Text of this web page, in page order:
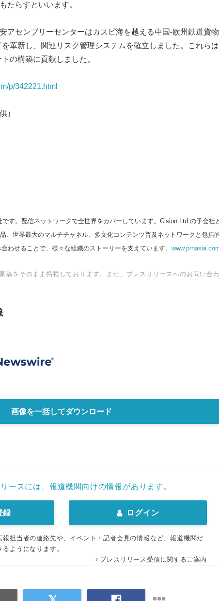
たらすといいます。
アセンブリーセンターはカスピ海を越える中国-欧州鉄道貨物
革新し、関連リスク管理システムを確立しました。これら
の構築に貢献しました。
p/342221.html
）
す。配信ネットワークで全世界をカバーしています。Cision Ltd.の子会社
、世界最大のマルチチャネル、多文化コンテンツ普及ネットワークと包括
わせることで、様々な組織のストーリーを支えています。
稿をそのまま掲載しております。また、プレスリリースへのお問い合
画像を一括してダウンロード
ースには、報道機関向けの情報があります。
録 ログイン
報担当者の連絡先や、イベント・記者会見の情報など、報道機関だ
ようになります。
プレスリリース受信に関するご案内